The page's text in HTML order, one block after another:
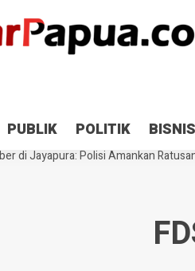
PUBLIK POLITIK BISNIS
Desember, TNI Polri Patroli 2×24 jam
SMPN 5 Sentani Terbakar
di Jayapura: Polisi Amankan